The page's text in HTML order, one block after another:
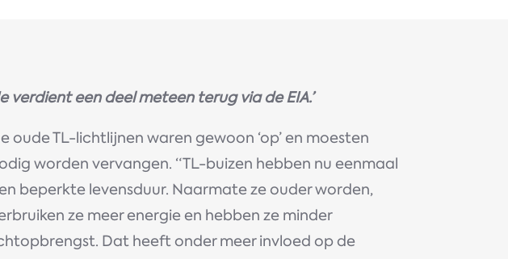
verdient een deel meteen terug via de EIA.’
oude TL-lichtlijnen waren gewoon ‘op’ en moesten
worden vervangen. “TL-buizen hebben nu eenmaal
beperkte levensduur. Naarmate ze ouder worden,
ze meer energie en hebben ze minder
Dat heeft onder meer invloed op de